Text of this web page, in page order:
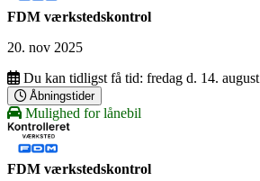
FDM værkstedskontrol
20. nov 2025
Du kan tidligst få tid: fredag d. 14. august
Åbningstider
Mulighed for lånebil
FDM værkstedskontrol